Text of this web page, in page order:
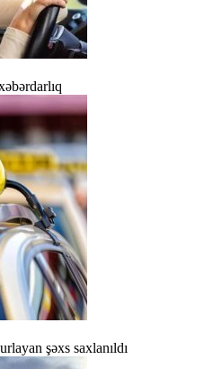
şəxs saxlanıldı